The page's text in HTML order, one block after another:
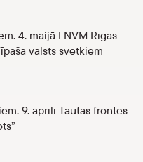
4. maijā LNVM Rīgas
valsts svētkiem
9. aprīlī Tautas frontes